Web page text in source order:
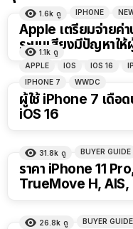
1.6k ดู IPHONE
Apple เตรียมจ่ายค่
ระบบเสียงมีปัญหาให้
1.1k ดู
APPLE
IOS IOS 16
IPHONE 7
WWDC
ผู้ใช้ iPhone 7 เดือ
iOS 16
31.8k ดู BUYER GUIDE
ราคา iPhone 11
TrueMove H, AIS,
26.8k ดู BUYER GUIDE